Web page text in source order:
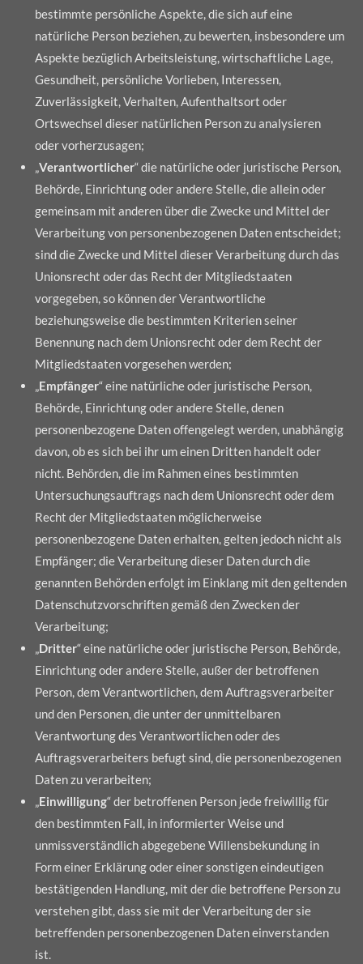
bestimmte persönliche Aspekte, die sich auf eine
natürliche Person beziehen, zu bewerten, insbesondere um
Aspekte bezüglich Arbeitsleistung, wirtschaftliche Lage,
Gesundheit, persönliche Vorlieben, Interessen,
Zuverlässigkeit, Verhalten, Aufenthaltsort oder
Ortswechsel dieser natürlichen Person zu analysieren
oder vorherzusagen;
„Verantwortlicher“ die natürliche oder juristische Person,
Behörde, Einrichtung oder andere Stelle, die allein oder
gemeinsam mit anderen über die Zwecke und Mittel der
Verarbeitung von personenbezogenen Daten entscheidet;
sind die Zwecke und Mittel dieser Verarbeitung durch das
Unionsrecht oder das Recht der Mitgliedstaaten
vorgegeben, so können der Verantwortliche
beziehungsweise die bestimmten Kriterien seiner
Benennung nach dem Unionsrecht oder dem Recht der
Mitgliedstaaten vorgesehen werden;
„Empfänger“ eine natürliche oder juristische Person,
Behörde, Einrichtung oder andere Stelle, denen
personenbezogene Daten offengelegt werden, unabhängig
davon, ob es sich bei ihr um einen Dritten handelt oder
nicht. Behörden, die im Rahmen eines bestimmten
Untersuchungsauftrags nach dem Unionsrecht oder dem
Recht der Mitgliedstaaten möglicherweise
personenbezogene Daten erhalten, gelten jedoch nicht als
Empfänger; die Verarbeitung dieser Daten durch die
genannten Behörden erfolgt im Einklang mit den geltenden
Datenschutzvorschriften gemäß den Zwecken der
Verarbeitung;
„Dritter“ eine natürliche oder juristische Person, Behörde,
Einrichtung oder andere Stelle, außer der betroffenen
Person, dem Verantwortlichen, dem Auftragsverarbeiter
und den Personen, die unter der unmittelbaren
Verantwortung des Verantwortlichen oder des
Auftragsverarbeiters befugt sind, die personenbezogenen
Daten zu verarbeiten;
„Einwilligung“ der betroffenen Person jede freiwillig für
den bestimmten Fall, in informierter Weise und
unmissverständlich abgegebene Willensbekundung in
Form einer Erklärung oder einer sonstigen eindeutigen
bestätigenden Handlung, mit der die betroffene Person zu
verstehen gibt, dass sie mit der Verarbeitung der sie
betreffenden personenbezogenen Daten einverstanden
ist.